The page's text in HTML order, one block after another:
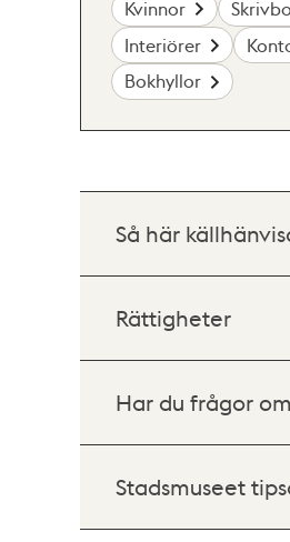
Kvinnor
Interiörer
Bokhyllor
Så här
Rättigheter
Har du frågor
Stadsmuseet